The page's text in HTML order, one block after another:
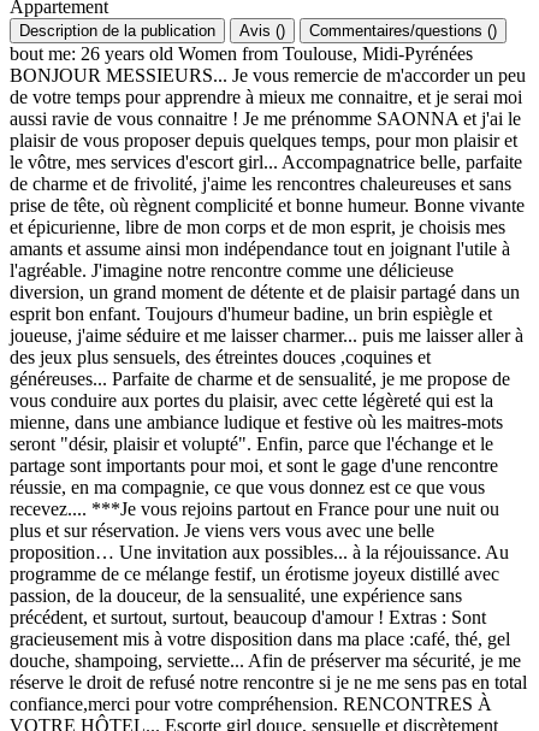
Appartement
Description de la publication Avis () Commentaires/questions ()
bout me: 26 years old Women from Toulouse, Midi-Pyrénées
BONJOUR MESSIEURS... Je vous remercie de m'accorder un peu
de votre temps pour apprendre à mieux me connaitre, et je serai moi
aussi ravie de vous connaitre ! Je me prénomme SAONNA et j'ai le
plaisir de vous proposer depuis quelques temps, pour mon plaisir et
le vôtre, mes services d'escort girl... Accompagnatrice belle, parfaite
de charme et de frivolité, j'aime les rencontres chaleureuses et sans
prise de tête, où règnent complicité et bonne humeur. Bonne vivante
et épicurienne, libre de mon corps et de mon esprit, je choisis mes
amants et assume ainsi mon indépendance tout en joignant l'utile à
l'agréable. J'imagine notre rencontre comme une délicieuse
diversion, un grand moment de détente et de plaisir partagé dans un
esprit bon enfant. Toujours d'humeur badine, un brin espiègle et
joueuse, j'aime séduire et me laisser charmer... puis me laisser aller à
des jeux plus sensuels, des étreintes douces ,coquines et
généreuses... Parfaite de charme et de sensualité, je me propose de
vous conduire aux portes du plaisir, avec cette légèreté qui est la
mienne, dans une ambiance ludique et festive où les maitres-mots
seront "désir, plaisir et volupté". Enfin, parce que l'échange et le
partage sont importants pour moi, et sont le gage d'une rencontre
réussie, en ma compagnie, ce que vous donnez est ce que vous
recevez.... ***Je vous rejoins partout en France pour une nuit ou
plus et sur réservation. Je viens vers vous avec une belle
proposition… Une invitation aux possibles... à la réjouissance. Au
programme de ce mélange festif, un érotisme joyeux distillé avec
passion, de la douceur, de la sensualité, une expérience sans
précédent, et surtout, surtout, beaucoup d'amour ! Extras : Sont
gracieusement mis à votre disposition dans ma place :café, thé, gel
douche, shampoing, serviette... Afin de préserver ma sécurité, je me
réserve le droit de refusé notre rencontre si je ne me sens pas en total
confiance,merci pour votre compréhension. RENCONTRES À
VOTRE HÔTEL... Escorte girl douce, sensuelle et discrètement